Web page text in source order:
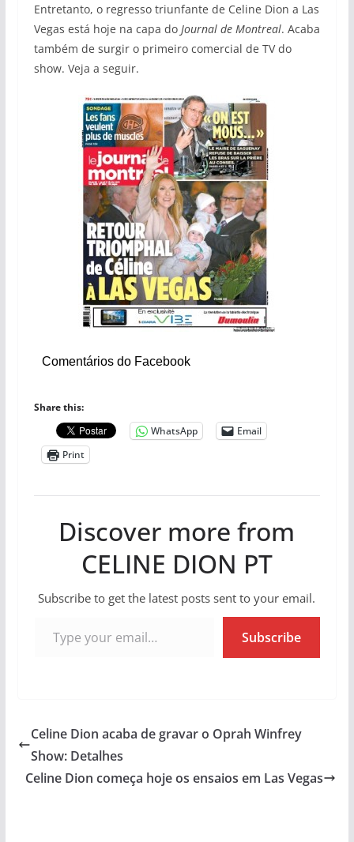
Entretanto, o regresso triunfante de Celine Dion a Las
Vegas está hoje na capa do Journal de Montreal. Acaba
também de surgir o primeiro comercial de TV do
show. Veja a seguir.
Comentários do Facebook
Share this:
WhatsApp
Email
Print
Discover more from
CELINE DION PT
Subscribe to get the latest posts sent to your email.
Subscribe
Celine Dion acaba de gravar o Oprah Winfrey
Show: Detalhes
Celine Dion começa hoje os ensaios em Las Vegas